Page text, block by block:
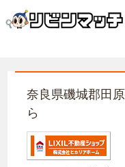
奈良県磯城郡田
ら